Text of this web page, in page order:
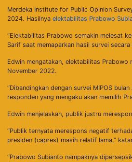
Merdeka Institute for Public Opinion
2024. Hasilnya elektabilitas Prabowo
“Elektabilitas Prabowo semakin melesat
Sarif saat memaparkan hasil survei
Edwin mengatakan, elektabilitas
November 2022.
“Dibandingkan dengan survei MIPOS
responden yang mengaku akan memilih
Edwin menjelaskan, publik justru
“Publik ternyata merespons negatif
presiden (capres) masih relatif lama,”
“Prabowo Subianto nampaknya